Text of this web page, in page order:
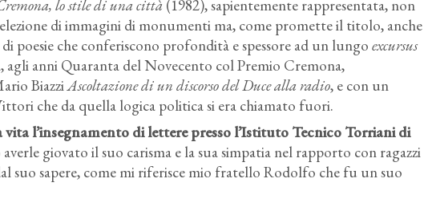
lo stile di una città (1982), sapientemente rappresentata, non
di immagini di monumenti ma, come promette il titolo, anche
poesie che conferiscono profondità e spessore ad un lungo excursus
agli anni Quaranta del Novecento col Premio Cremona,
BiazziAscoltazione di un discorso del Duce alla radio, e con un
che da quella logica politica si era chiamato fuori.
vita l’insegnamento di lettere presso l’Istituto Tecnico Torriani di
giovato il suo carisma e la sua simpatia nel rapporto con ragazzi
suo sapere, come mi riferisce mio fratello Rodolfo che fu un suo